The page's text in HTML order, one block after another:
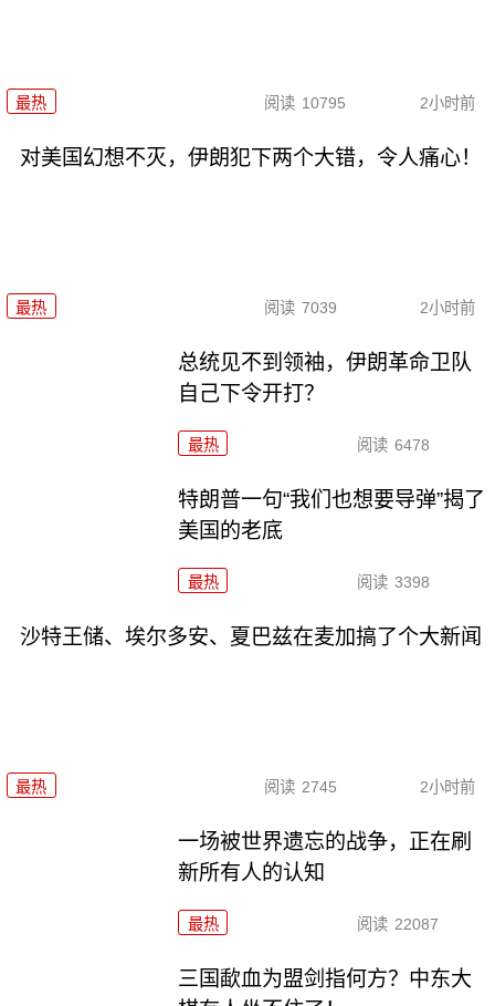
最热 阅读 10795 2小时前
对美国幻想不灭，伊朗犯下两个大错，令人痛心！
最热 阅读 7039 2小时前
总统见不到领袖，伊朗革命卫队
自己下令开打？
最热 阅读 6478
特朗普一句“我们也想要导弹”揭了
美国的老底
最热 阅读 3398
沙特王储、埃尔多安、夏巴兹在麦加搞了个大新闻
最热 阅读 2745 2小时前
一场被世界遗忘的战争，正在刷
新所有人的认知
最热 阅读 22087
三国歃血为盟剑指何方？中东大